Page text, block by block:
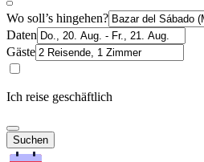
Wo soll’s hingehen?
Daten
Gäste
Ich reise geschäftlich
Suchen